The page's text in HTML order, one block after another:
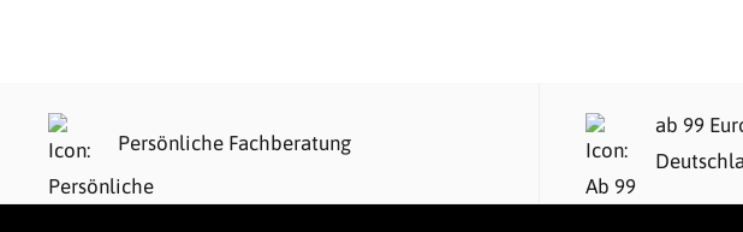
Persönliche Fachberatung
ab 99